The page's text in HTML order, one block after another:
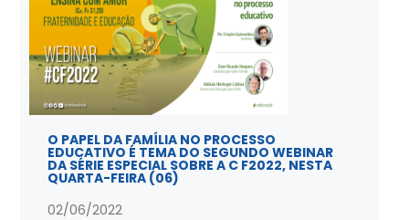
O PAPEL DA FAMÍLIA NO PROCESSO
EDUCATIVO É TEMA DO SEGUNDO WEBINAR
DA SÉRIE ESPECIAL SOBRE A C F2022, NESTA
QUARTA-FEIRA (06)
02/06/2022